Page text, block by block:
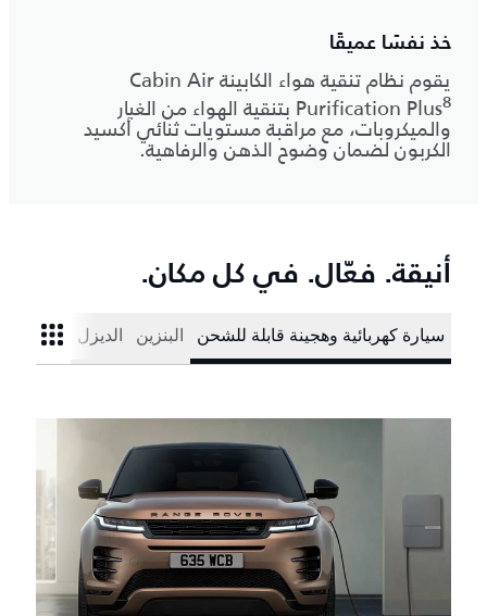
خذ نفسًا عميقًا
يقوم نظام تنقية هواء الكابينة Cabin Air
Purification Plus8 بتنقية الهواء من الغبار
والميكروبات، مع مراقبة مستويات ثنائي أكسيد
الكربون لضمان وضوح الذهن والرفاهية.
أنيقة. فعّال. في كل مكان.
سيارة كهربائية وهجينة قابلة للشحن البنزين الديزل